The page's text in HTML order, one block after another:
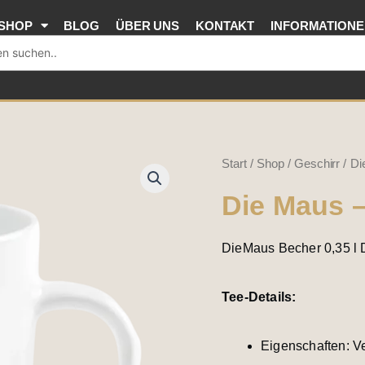
BLOG ÜBER UNS KONTAKT
Start/ Shop/Geschirr /
Die Maus
DieMaus Becher 0,35 l
Tee-Details:
Eigenschaften:
Die
-
Musik
Menge